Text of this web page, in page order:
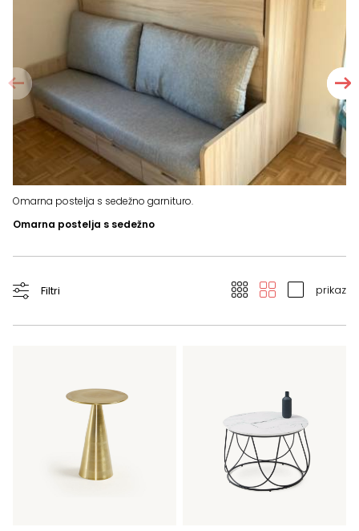
Omarna postelja s sedežno garnituro.
Omarna postelja s sedežno
Filtri prikaz